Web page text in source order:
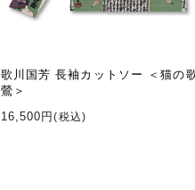
歌川国芳 長袖カットソー ＜猫の
鶯＞
16,500円(税込)